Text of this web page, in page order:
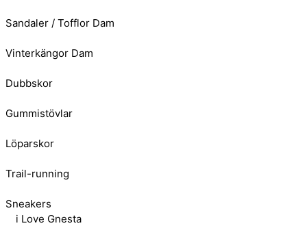
Sandaler / Tofflor Dam
Vinterkängor Dam
Dubbskor
Gummistövlar
Löparskor
Trail-running
Sneakers
i Love Gnesta